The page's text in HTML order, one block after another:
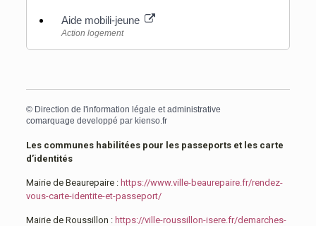
Aide mobili-jeune
Action logement
© Direction de l'information légale et administrative
comarquage developpé par kienso.fr
Les communes habilitées pour les passeports et les carte
d’identités
Mairie de Beaurepaire : https://www.ville-beaurepaire.fr/rendez-
vous-carte-identite-et-passeport/
Mairie de Roussillon : https://ville-roussillon-isere.fr/demarches-